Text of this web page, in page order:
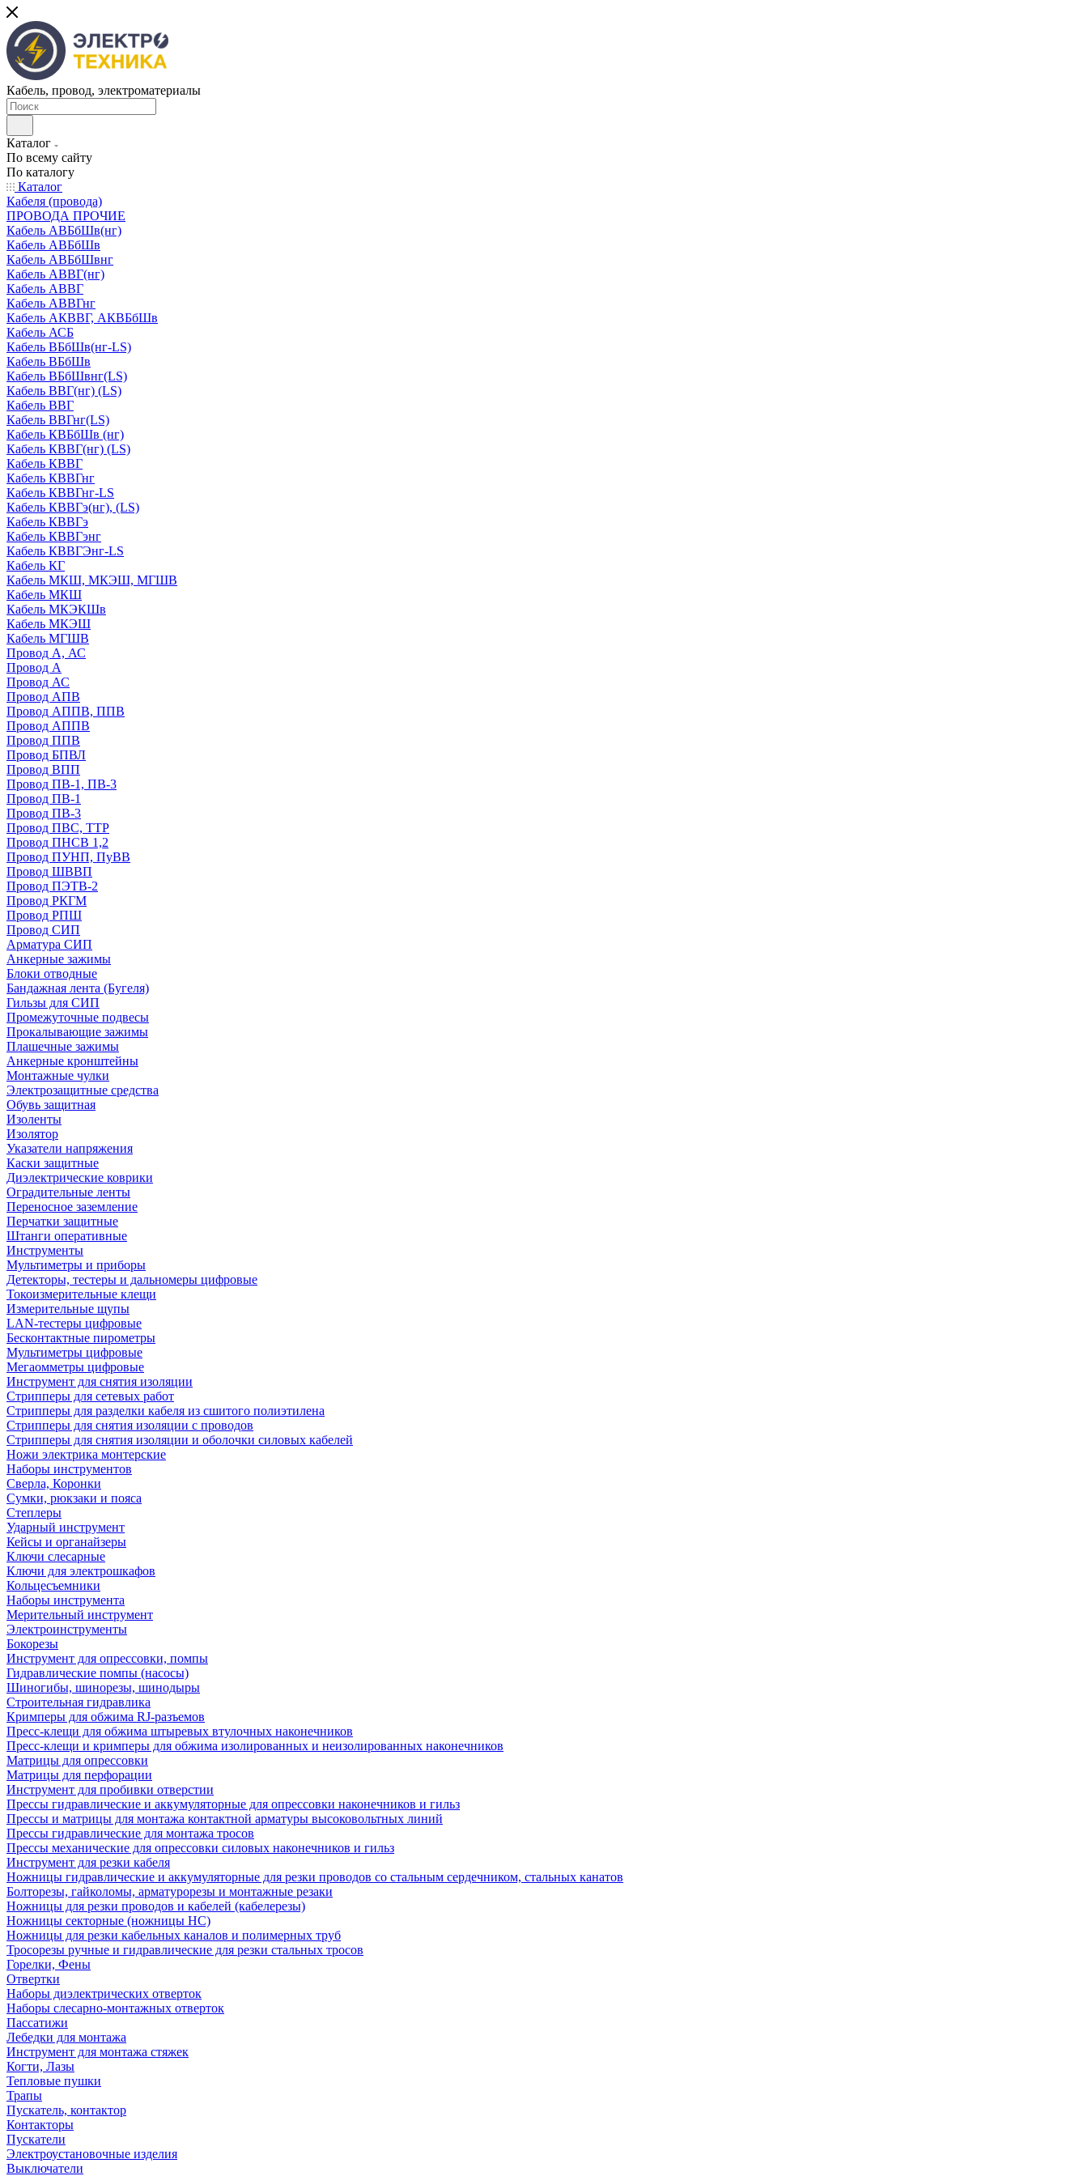
Кабель, провод, электроматериалы
Каталог
По всему сайту
По каталогу
Каталог
Кабеля (провода)
ПРОВОДА ПРОЧИЕ
Кабель АВБбШв(нг)
Кабель АВБбШв
Кабель АВБбШвнг
Кабель АВВГ(нг)
Кабель АВВГ
Кабель АВВГнг
Кабель АКВВГ, АКВБбШв
Кабель АСБ
Кабель ВБбШв(нг-LS)
Кабель ВБбШв
Кабель ВБбШвнг(LS)
Кабель ВВГ(нг) (LS)
Кабель ВВГ
Кабель ВВГнг(LS)
Кабель КВБбШв (нг)
Кабель КВВГ(нг) (LS)
Кабель КВВГ
Кабель КВВГнг
Кабель КВВГнг-LS
Кабель КВВГэ(нг), (LS)
Кабель КВВГэ
Кабель КВВГэнг
Кабель КВВГЭнг-LS
Кабель КГ
Кабель МКШ, МКЭШ, МГШВ
Кабель МКШ
Кабель МКЭКШв
Кабель МКЭШ
Кабель МГШВ
Провод А, АС
Провод А
Провод АС
Провод АПВ
Провод АППВ, ППВ
Провод АППВ
Провод ППВ
Провод БПВЛ
Провод ВПП
Провод ПВ-1, ПВ-3
Провод ПВ-1
Провод ПВ-3
Провод ПВС, ТТР
Провод ПНСВ 1,2
Провод ПУНП, ПуВВ
Провод ШВВП
Провод ПЭТВ-2
Провод РКГМ
Провод РПШ
Провод СИП
Арматура СИП
Анкерные зажимы
Блоки отводные
Бандажная лента (Бугеля)
Гильзы для СИП
Промежуточные подвесы
Прокалывающие зажимы
Плашечные зажимы
Анкерные кронштейны
Монтажные чулки
Электрозащитные средства
Обувь защитная
Изоленты
Изолятор
Указатели напряжения
Каски защитные
Диэлектрические коврики
Оградительные ленты
Переносное заземление
Перчатки защитные
Штанги оперативные
Инструменты
Мультиметры и приборы
Детекторы, тестеры и дальномеры цифровые
Токоизмерительные клещи
Измерительные щупы
LAN-тестеры цифровые
Бесконтактные пирометры
Мультиметры цифровые
Мегаомметры цифровые
Инструмент для снятия изоляции
Стрипперы для сетевых работ
Стрипперы для разделки кабеля из сшитого полиэтилена
Cтрипперы для снятия изоляции с проводов
Стрипперы для снятия изоляции и оболочки силовых кабелей
Ножи электрика монтерские
Наборы инструментов
Сверла, Коронки
Сумки, рюкзаки и пояса
Степлеры
Ударный инструмент
Кейсы и органайзеры
Ключи слесарные
Ключи для электрошкафов
Кольцесъемники
Наборы инструмента
Мерительный инструмент
Электроинструменты
Бокорезы
Инструмент для опрессовки, помпы
Гидравлические помпы (насосы)
Шиногибы, шинорезы, шинодыры
Строительная гидравлика
Кримперы для обжима RJ-разъемов
Пресс-клещи для обжима штыревых втулочных наконечников
Пресс-клещи и кримперы для обжима изолированных и неизолированных наконечников
Матрицы для опрессовки
Матрицы для перфорации
Инструмент для пробивки отверстии
Прессы гидравлические и аккумуляторные для опрессовки наконечников и гильз
Прессы и матрицы для монтажа контактной арматуры высоковольтных линий
Прессы гидравлические для монтажа тросов
Прессы механические для опрессовки силовых наконечников и гильз
Инструмент для резки кабеля
Ножницы гидравлические и аккумуляторные для резки проводов со стальным сердечником, стальных канатов
Болторезы, гайколомы, арматурорезы и монтажные резаки
Ножницы для резки проводов и кабелей (кабелерезы)
Ножницы секторные (ножницы НС)
Ножницы для резки кабельных каналов и полимерных труб
Тросорезы ручные и гидравлические для резки стальных тросов
Горелки, Фены
Отвертки
Наборы диэлектрических отверток
Наборы слесарно-монтажных отверток
Пассатижи
Лебедки для монтажа
Инструмент для монтажа стяжек
Когти, Лазы
Тепловые пушки
Трапы
Пускатель, контактор
Контакторы
Пускатели
Электроустановочные изделия
Выключатели